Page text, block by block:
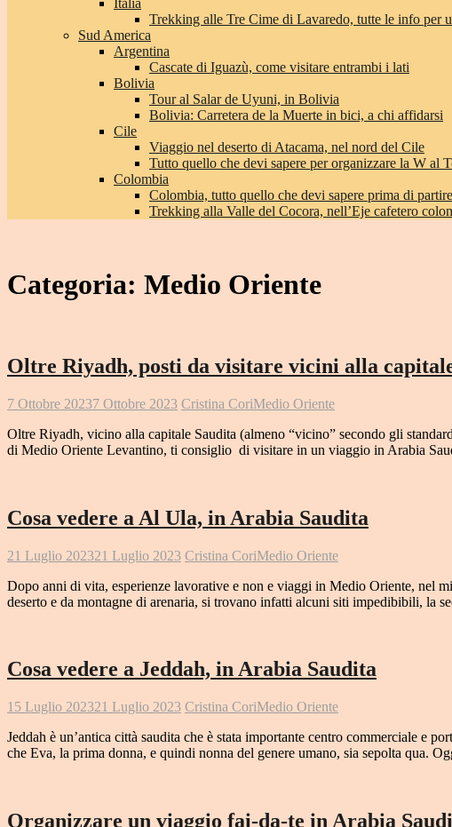
Italia
Trekking alle Tre Cime di Lavaredo, tutte le info per
Sud America
Argentina
Cascate di Iguazù, come visitare entrambi i lati
Bolivia
Tour al Salar de Uyuni, in Bolivia
Bolivia: Carretera de la Muerte in bici, a chi affidarsi
Cile
Viaggio nel deserto di Atacama, nel nord del Cile
Tutto quello che devi sapere per organizzare la W al
Colombia
Colombia, tutto quello che devi sapere prima di partire
Trekking alla Valle del Cocora, nell’Eje cafetero
Categoria: Medio Oriente
Oltre Riyadh, posti da visitare vicini alla
7 Ottobre 20237 Ottobre 2023 Cristina CoriMedio Oriente
Oltre Riyadh, vicino alla capitale Saudita (almeno “vicino” secondo gli
di Medio Oriente Levantino, ti consiglio di visitare in un viaggio in Arabia
Cosa vedere a Al Ula, in Arabia Saudita
21 Luglio 202321 Luglio 2023 Cristina CoriMedio Oriente
Dopo anni di vita, esperienze lavorative e non e viaggi in Medio Oriente, nel
deserto e da montagne di arenaria, si trovano infatti alcuni siti impedibibili, la
Cosa vedere a Jeddah, in Arabia Saudita
15 Luglio 202321 Luglio 2023 Cristina CoriMedio Oriente
Jeddah è un’antica città saudita che è stata importante centro commerciale e
che Eva, la prima donna, e quindi nonna del genere umano, sia sepolta qua.
Organizzare un viaggio fai-da-te in Arabia